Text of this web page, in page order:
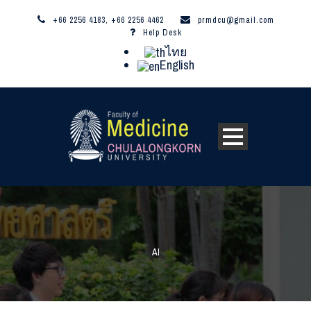
+66 2256 4183, +66 2256 4462
prmdcu@gmail.com
Help Desk
ไทย
English
AI